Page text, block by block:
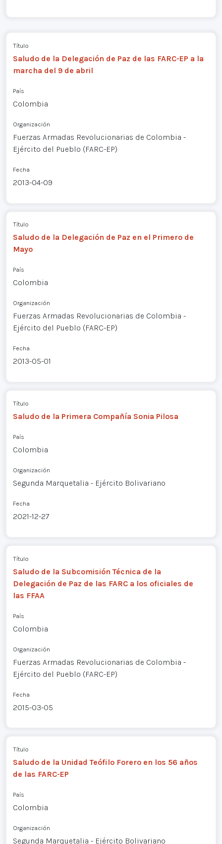
Título
Saludo de la Delegación de Paz de las FARC-EP a la
marcha del 9 de abril
País
Colombia
Organización
Fuerzas Armadas Revolucionarias de Colombia -
Ejército del Pueblo (FARC-EP)
Fecha
2013-04-09
Título
Saludo de la Delegación de Paz en el Primero de
Mayo
País
Colombia
Organización
Fuerzas Armadas Revolucionarias de Colombia -
Ejército del Pueblo (FARC-EP)
Fecha
2013-05-01
Título
Saludo de la Primera Compañía Sonia Pilosa
País
Colombia
Organización
Segunda Marquetalia - Ejército Bolivariano
Fecha
2021-12-27
Título
Saludo de la Subcomisión Técnica de la
Delegación de Paz de las FARC a los oficiales de
las FFAA
País
Colombia
Organización
Fuerzas Armadas Revolucionarias de Colombia -
Ejército del Pueblo (FARC-EP)
Fecha
2015-03-05
Título
Saludo de la Unidad Teófilo Forero en los 56 años
de las FARC-EP
País
Colombia
Organización
Segunda Marquetalia - Ejército Bolivariano